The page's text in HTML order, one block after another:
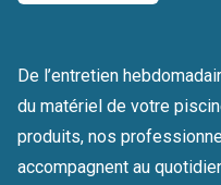
De l’entretien
du matériel de votre
produits, nos
accompagnent au